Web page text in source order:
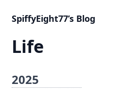
SpiffyEight77’s Blog
Life
2025